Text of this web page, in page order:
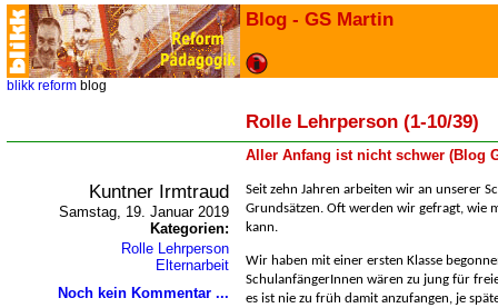
Blog - GS Martin
blikk reform blog
Rolle Lehrperson (1-10/39)
Aller Anfang ist nicht schwer (Blog
Kuntner Irmtraud
Samstag, 19. Januar 2019
Kategorien:
Rolle Lehrperson
Elternarbeit
Noch kein Kommentar ...
Seit zehn Jahren arbeiten wir an unserer
Grundsätzen. Oft werden wir gefragt, wie
kann.
Wir haben mit einer ersten Klasse
SchulanfängerInnen wären zu jung für
es ist nie zu früh damit anzufangen, je